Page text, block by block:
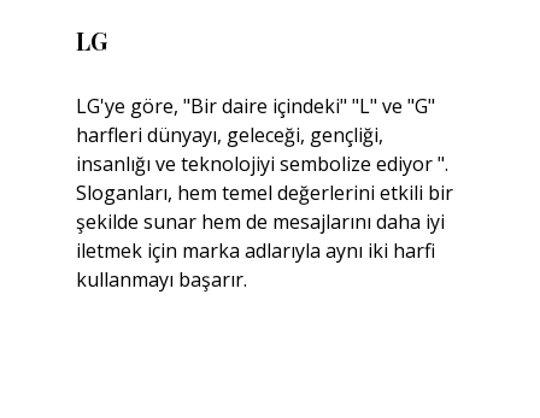
LG
LG'ye göre, "Bir daire içindeki" "L" ve "G"
harfleri dünyayı, geleceği, gençliği,
insanlığı ve teknolojiyi sembolize ediyor ".
Sloganları, hem temel değerlerini etkili bir
şekilde sunar hem de mesajlarını daha iyi
iletmek için marka adlarıyla aynı iki harfi
kullanmayı başarır.